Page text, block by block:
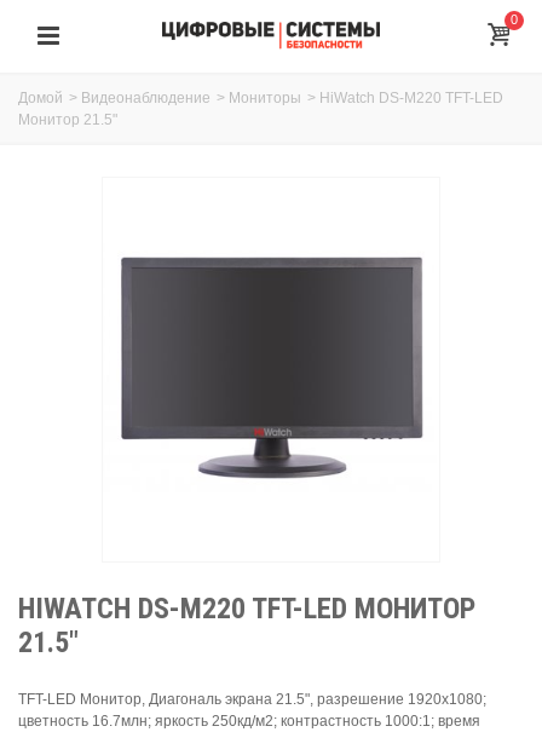
0
Домой > Видеонаблюдение > Мониторы > HiWatch DS-M220 TFT-LED
Монитор 21.5"
HIWATCH DS-M220 TFT-LED МОНИТОР
21.5"
TFT-LED Монитор, Диагональ экрана 21.5", разрешение 1920х1080;
цветность 16.7млн; яркость 250кд/м2; контрастность 1000:1; время